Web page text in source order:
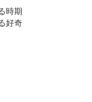
時期
好奇